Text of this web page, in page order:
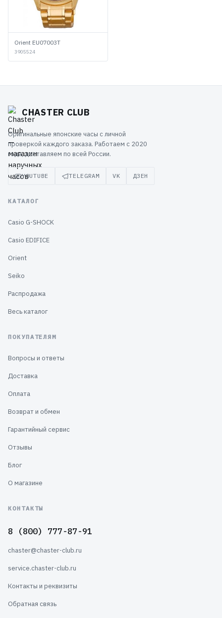
Orient EU07003T
3905524
CHASTER CLUB
Оригинальные японские часы с личной
проверкой каждого заказа. Работаем с 2020
года, доставляем по всей России.
YOUTUBE TELEGRAM VK ДЗЕН
КАТАЛОГ
Casio G-SHOCK
Casio EDIFICE
Orient
Seiko
Распродажа
Весь каталог
ПОКУПАТЕЛЯМ
Вопросы и ответы
Доставка
Оплата
Возврат и обмен
Гарантийный сервис
Отзывы
Блог
О магазине
КОНТАКТЫ
8 (800) 777-87-91
chaster@chaster-club.ru
service.chaster-club.ru
Контакты и реквизиты
Обратная связь